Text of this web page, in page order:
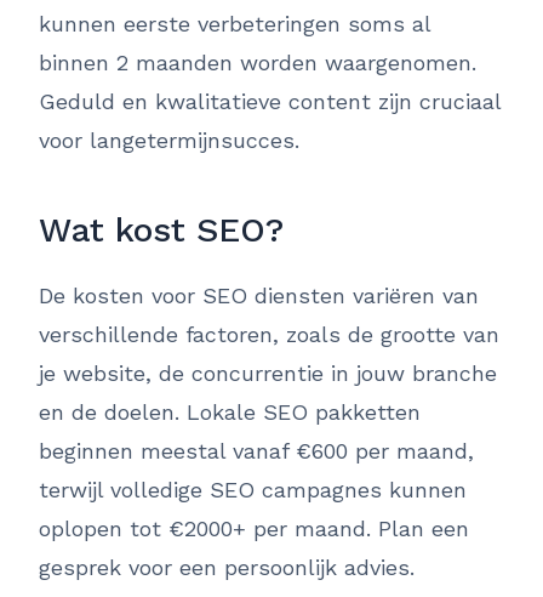
kunnen eerste verbeteringen soms al
binnen 2 maanden worden waargenomen.
Geduld en kwalitatieve content zijn cruciaal
voor langetermijnsucces.
Wat kost SEO?
De kosten voor SEO diensten variëren van
verschillende factoren, zoals de grootte van
je website, de concurrentie in jouw branche
en de doelen. Lokale SEO pakketten
beginnen meestal vanaf €600 per maand,
terwijl volledige SEO campagnes kunnen
oplopen tot €2000+ per maand. Plan een
gesprek voor een persoonlijk advies.